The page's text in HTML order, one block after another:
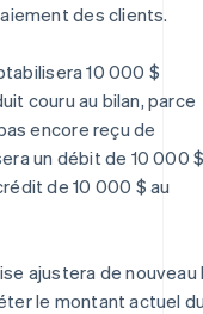
des clients.
10 000 $
couru au bilan, parce
encore reçu de
un débit de 10 000
de 10 000 $ au
ajustera de nouveau
le montant actuel